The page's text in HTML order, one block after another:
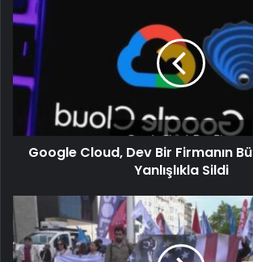
Google Cloud, Dev Bir Firmanın
Yanlışlıkla Sildi